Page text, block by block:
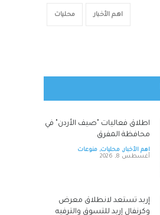
اهم الأخبار محليات
اطلاق فعاليات "صيف الأردن" في
محافظة المفرق
اهم الأخبار, محليات, منوعات
أغسطس 8, 2026
إربد تستعد لانطلاق معرض
وكرنفال إربد للتسوق والترفيه